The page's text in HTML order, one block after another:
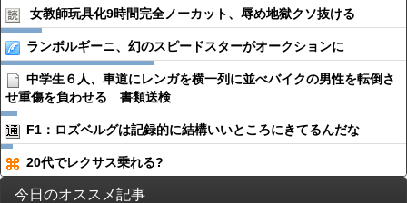
女教師玩具化9時間完全ノーカット、辱め地獄クソ抜ける
ランボルギーニ、幻のスピードスターがオークションに
中学生６人、車道にレンガを横一列に並べバイクの男性を転倒さ
せ重傷を負わせる 書類送検
F1：ロズベルグは記録的に結構いいところにきてるんだな
20代でレクサス乗れる?
今日のオススメ記事